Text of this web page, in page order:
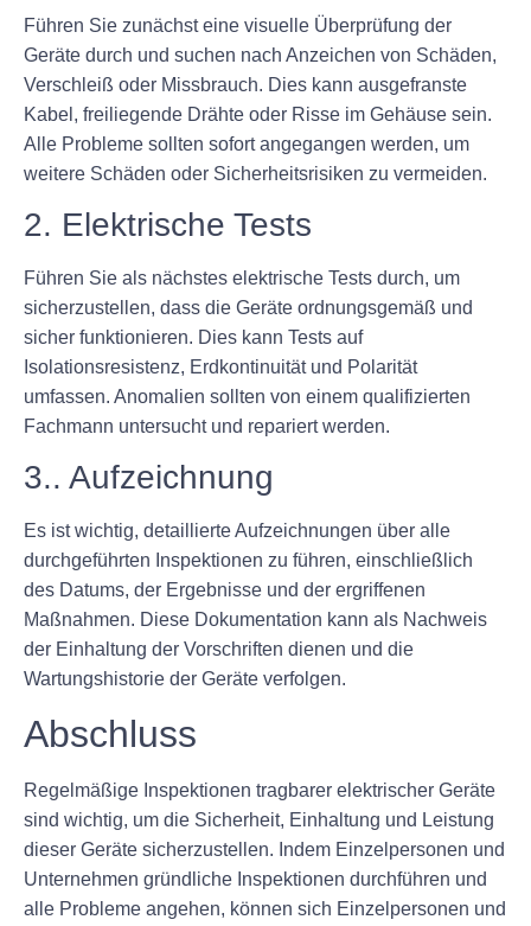
Führen Sie zunächst eine visuelle Überprüfung der
Geräte durch und suchen nach Anzeichen von Schäden,
Verschleiß oder Missbrauch. Dies kann ausgefranste
Kabel, freiliegende Drähte oder Risse im Gehäuse sein.
Alle Probleme sollten sofort angegangen werden, um
weitere Schäden oder Sicherheitsrisiken zu vermeiden.
2. Elektrische Tests
Führen Sie als nächstes elektrische Tests durch, um
sicherzustellen, dass die Geräte ordnungsgemäß und
sicher funktionieren. Dies kann Tests auf
Isolationsresistenz, Erdkontinuität und Polarität
umfassen. Anomalien sollten von einem qualifizierten
Fachmann untersucht und repariert werden.
3.. Aufzeichnung
Es ist wichtig, detaillierte Aufzeichnungen über alle
durchgeführten Inspektionen zu führen, einschließlich
des Datums, der Ergebnisse und der ergriffenen
Maßnahmen. Diese Dokumentation kann als Nachweis
der Einhaltung der Vorschriften dienen und die
Wartungshistorie der Geräte verfolgen.
Abschluss
Regelmäßige Inspektionen tragbarer elektrischer Geräte
sind wichtig, um die Sicherheit, Einhaltung und Leistung
dieser Geräte sicherzustellen. Indem Einzelpersonen und
Unternehmen gründliche Inspektionen durchführen und
alle Probleme angehen, können sich Einzelpersonen und